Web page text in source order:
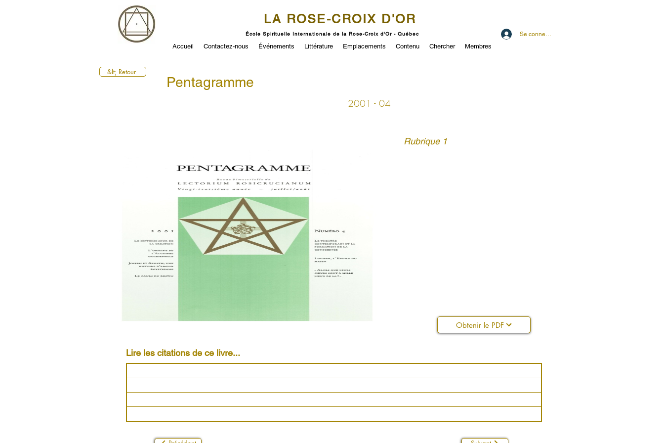
LA ROSE-CROIX D'OR
École Spirituelle Internationale de la Rose-Croix d'Or - Québec Se connecter
Accueil Contactez-nous Événements Littérature Emplacements Contenu Chercher Membres
&lt; Retour
Pentagramme
2001 - 04
Rubrique 1
Obtenir le PDF
Lire les citations de ce livre...